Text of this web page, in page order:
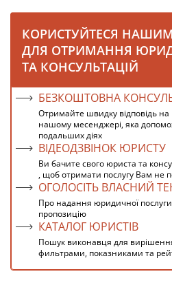
КОРИСТУЙТЕСЯ
ДЛЯ ОТРИМАННЯ
ТА КОНСУЛЬТАЦІЙ
БЕЗКОШТОВНА
Отримайте швидку відповідь
нашому месенджері, яка
подальших діях
ВІДЕОДЗВІНОК ЮРИСТУ
Ви бачите свого юриста та
, щоб отримати послугу Вам не
ОГОЛОСІТЬ ВЛАСНИЙ
Про надання юридичної
пропозицію
КАТАЛОГ ЮРИСТІВ
Пошук виконавця для
фильтрами, показниками та